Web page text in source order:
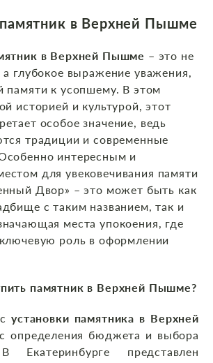
памятник в Верхней Пышме
в Верхней Пышме – это не
а глубокое выражение уважения,
памяти к усопшему. В этом
историей и культурой, этот
особое значение, ведь
традиции и современные
интересным и
для увековечивания памяти
Двор» – это может быть как
с таким названием, так и
места упокоения, где
роль в оформлении
памятник в Верхней Пышме?
установки памятника в Верхней
определения бюджета и выбора
Екатеринбурге представлен